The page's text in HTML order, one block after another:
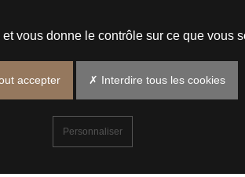
vous donne le contrôle sur ce que vous
accepter ✗ Interdire tous les cookies
Personnaliser